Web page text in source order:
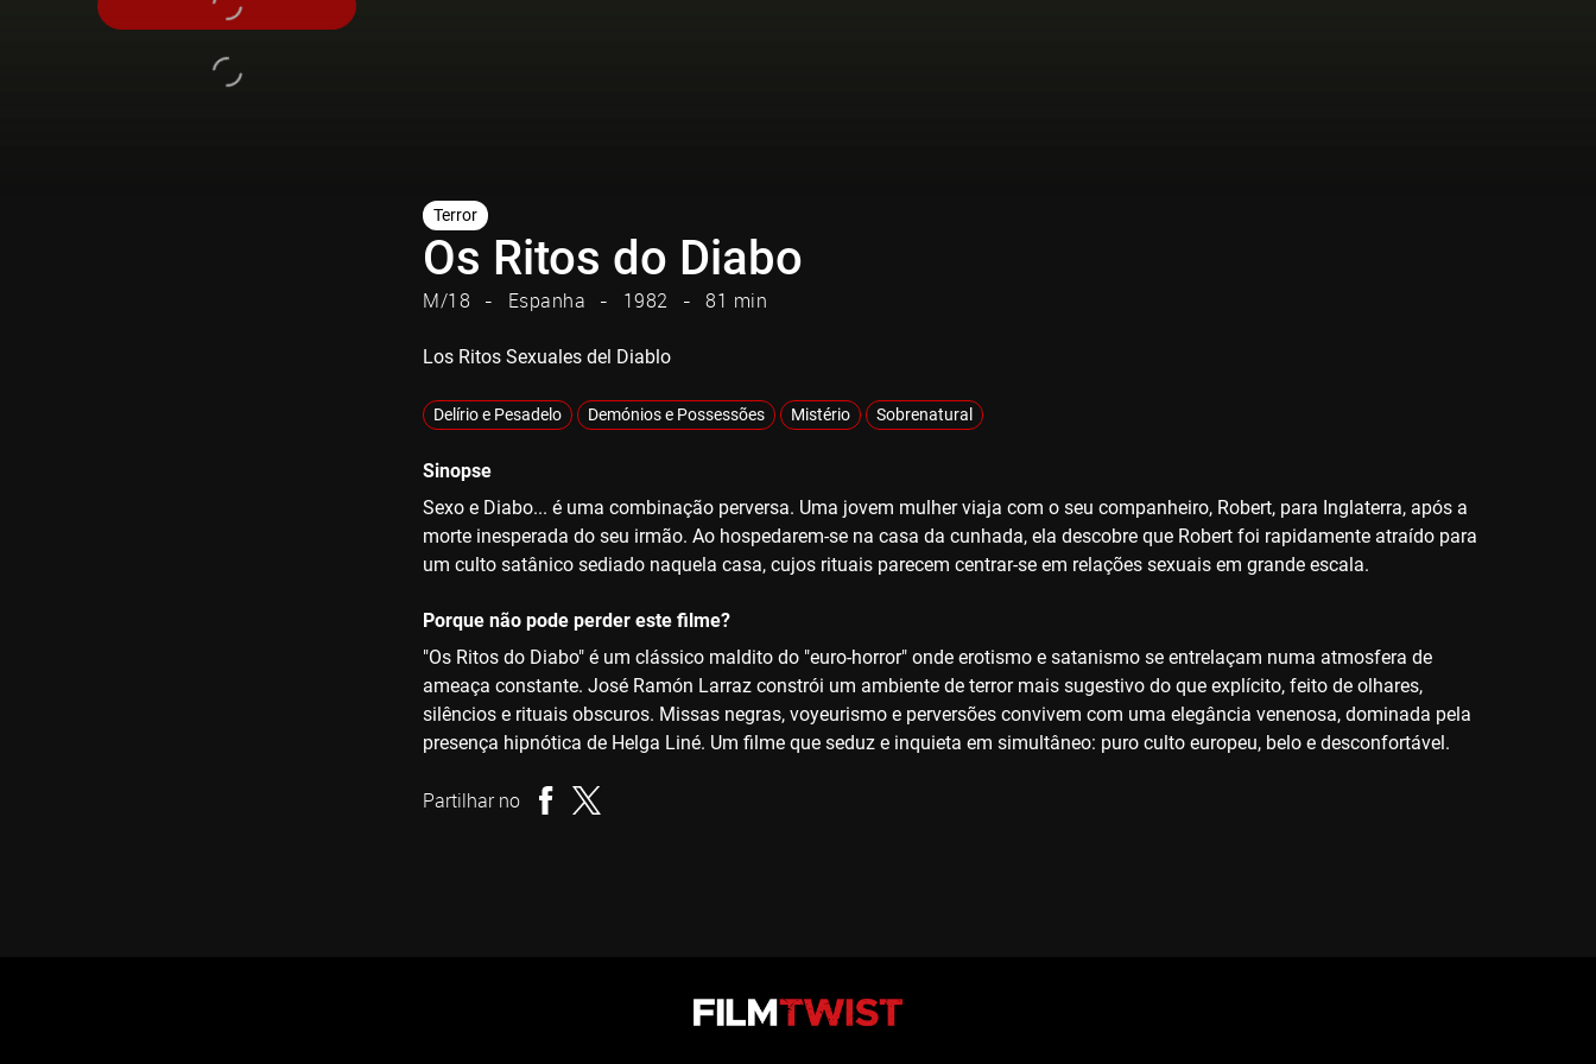
Terror
Os Ritos do Diabo
M/18 Espanha 1982 81 min
Los Ritos Sexuales del Diablo
Delírio e Pesadelo Demónios e Possessões Mistério Sobrenatural
Sinopse
Sexo e Diabo... é uma combinação perversa. Uma jovem mulher viaja com o seu companheiro, Robert, para Inglaterra, após a
morte inesperada do seu irmão. Ao hospedarem-se na casa da cunhada, ela descobre que Robert foi rapidamente atraído para
um culto satânico sediado naquela casa, cujos rituais parecem centrar-se em relações sexuais em grande escala.
Porque não pode perder este filme?
"Os Ritos do Diabo" é um clássico maldito do "euro-horror" onde erotismo e satanismo se entrelaçam numa atmosfera de
ameaça constante. José Ramón Larraz constrói um ambiente de terror mais sugestivo do que explícito, feito de olhares,
silêncios e rituais obscuros. Missas negras, voyeurismo e perversões convivem com uma elegância venenosa, dominada pela
presença hipnótica de Helga Liné. Um filme que seduz e inquieta em simultâneo: puro culto europeu, belo e desconfortável.
Partilhar no